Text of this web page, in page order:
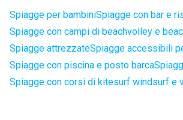
Spiagge per bambiniSpiagge con bar e
Spiagge con campi di beachvolley e
Spiagge attrezzateSpiagge accessibili
Spiagge con piscina e posto barca
Spiagge con corsi di kitesurf windsurf e